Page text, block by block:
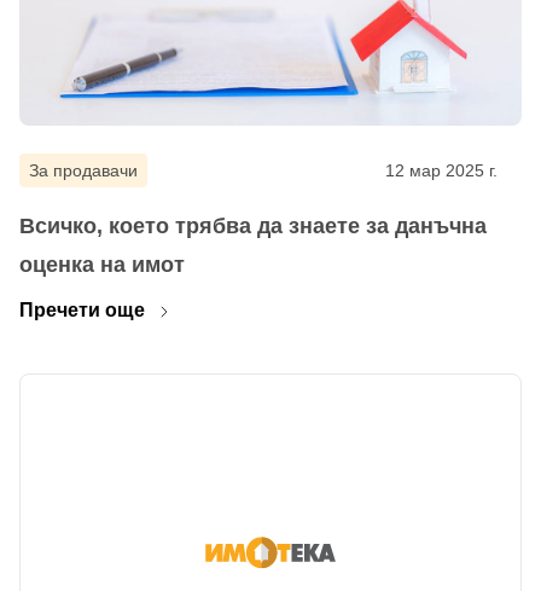
За продавачи 12 мар 2025 г.
Всичко, което трябва да знаете за данъчна
оценка на имот
Пречети още